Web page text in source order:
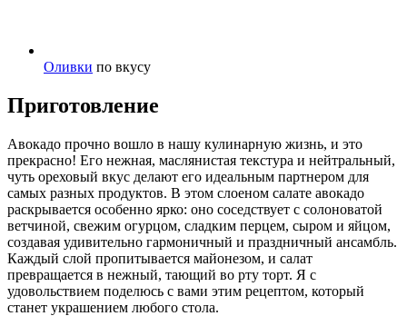
Оливки по вкусу
Приготовление
Авокадо прочно вошло в нашу кулинарную жизнь, и это
прекрасно! Его нежная, маслянистая текстура и нейтральный,
чуть ореховый вкус делают его идеальным партнером для
самых разных продуктов. В этом слоеном салате авокадо
раскрывается особенно ярко: оно соседствует с солоноватой
ветчиной, свежим огурцом, сладким перцем, сыром и яйцом,
создавая удивительно гармоничный и праздничный ансамбль.
Каждый слой пропитывается майонезом, и салат
превращается в нежный, тающий во рту торт. Я с
удовольствием поделюсь с вами этим рецептом, который
станет украшением любого стола.